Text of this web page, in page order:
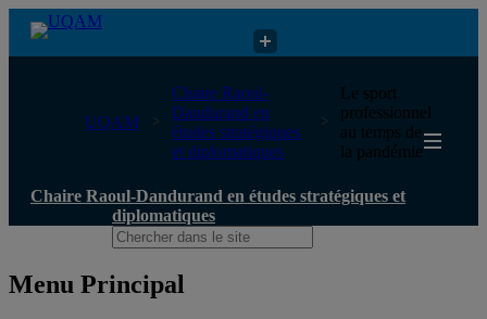
Chaire Raoul-Dandurand en études stratégiques et diplomatiques
UQAM
Chaire Raoul-
Dandurand en
études stratégiques
et diplomatiques
Le sport
professionnel
au temps de
la pandémie
Chaire Raoul-Dandurand en études stratégiques et
diplomatiques
Menu Principal